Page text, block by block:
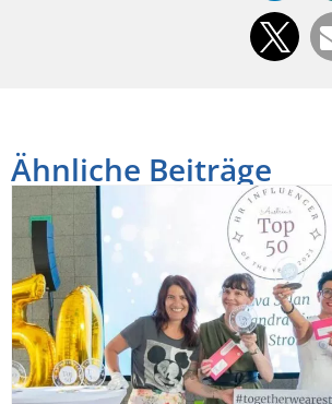
Ähnliche Beiträge